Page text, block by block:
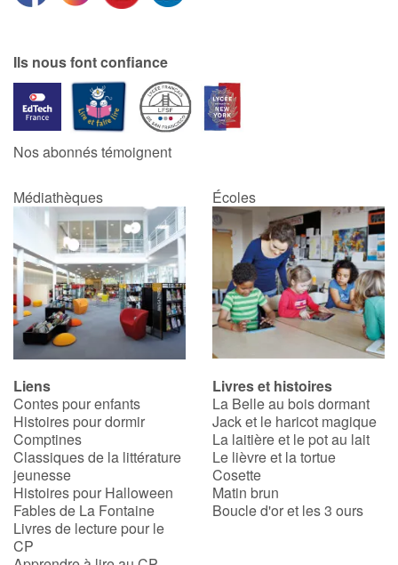
Ils nous font confiance
Nos abonnés témoignent
Médiathèques Écoles
Liens
Contes pour enfants
Histoires pour dormir
Comptines
Classiques de la littérature
jeunesse
Histoires pour Halloween
Fables de La Fontaine
Livres de lecture pour le
CP
Livres et histoires
La Belle au bois dormant
Jack et le haricot magique
La laitière et le pot au lait
Le lièvre et la tortue
Cosette
Matin brun
Boucle d'or et les 3 ours